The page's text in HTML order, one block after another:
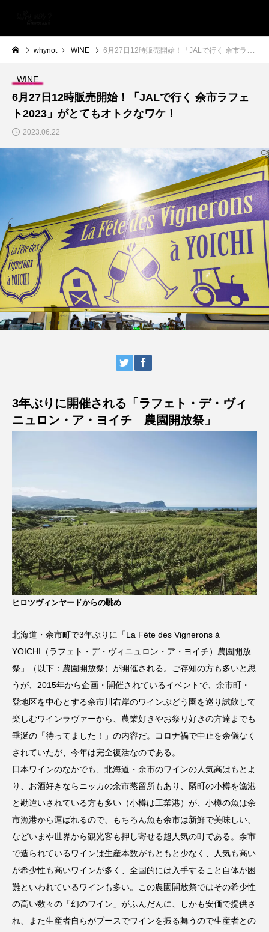
whynot WINE 6月27日12時販売開始！「JALで行く 余市ラフェト2023」がとてもオトクなワケ！
WINE
6月27日12時販売開始！「JALで行く 余市ラフェ
ト2023」がとてもオトクなワケ！
2023.06.22
3年ぶりに開催される「ラフェト・デ・ヴィ
ニュロン・ア・ヨイチ 農園開放祭」
ヒロツヴィンヤードからの眺め
北海道・余市町で3年ぶりに「La Fête des Vignerons à
YOICHI（ラフェト・デ・ヴィニュロン・ア・ヨイチ）農園開放
祭」（以下：農園開放祭）が開催される。ご存知の方も多いと思
うが、2015年から企画・開催されているイベントで、余市町・
登地区を中心とする余市川右岸のワインぶどう園を巡り試飲して
楽しむワインラヴァーから、農業好きやお祭り好きの方達までも
垂涎の「待ってました！」の内容だ。コロナ禍で中止を余儀なく
されていたが、今年は完全復活なのである。
日本ワインのなかでも、北海道・余市のワインの人気高はもとよ
り、お酒好きならニッカの余市蒸留所もあり、隣町の小樽を漁港
と勘違いされている方も多い（小樽は工業港）が、小樽の魚は余
市漁港から運ばれるので、もちろん魚も余市は新鮮で美味しい、
などいまや世界から観光客も押し寄せる超人気の町である。余市
で造られているワインは生産本数がもともと少なく、人気も高い
が希少性も高いワインが多く、全国的には入手すること自体が困
難といわれているワインも多い。この農園開放祭ではその希少性
の高い数々の「幻のワイン」がふんだんに、しかも安価で提供さ
れ、また生産者自らがブースでワインを振る舞うので生産者との